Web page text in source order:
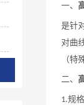
一、
是针
对曲
（特
二、
1.规